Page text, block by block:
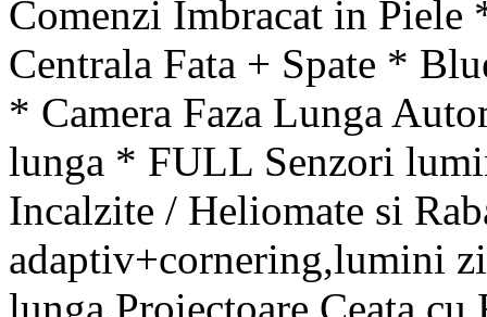
Comenzi Imbracat in Piele
Centrala Fata + Spate *
* Camera Faza Lunga
lunga * FULL Senzori
Incalzite / Heliomate si
adaptiv+cornering,lumini
lunga,Proiectoare Ceata